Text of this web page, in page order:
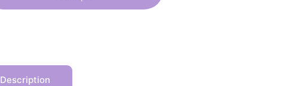
était :
est :
Description